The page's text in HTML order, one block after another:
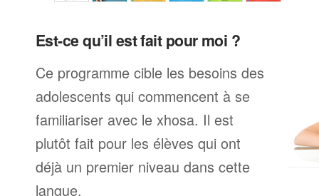
Est-ce qu’il est fait pour moi ?
Ce programme cible les besoins des
adolescents qui commencent à se
familiariser avec le xhosa. Il est
plutôt fait pour les élèves qui ont
déjà un premier niveau dans cette
langue.